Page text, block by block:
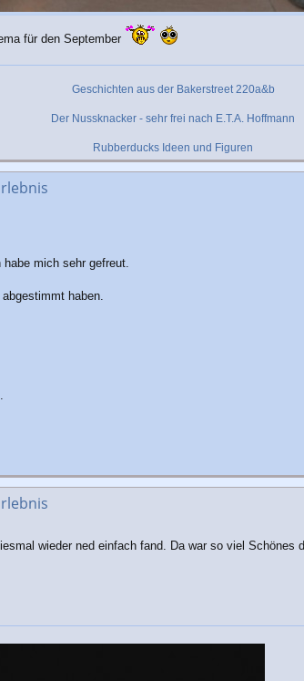
für den September
Geschichten aus der Bakerstreet 220a&b
Der Nussknacker - sehr frei nach E.T.A. Hoffmann
Rubberducks Ideen und Figuren
mich sehr gefreut.
haben.
wieder ned einfach fand. Da war so viel Schönes